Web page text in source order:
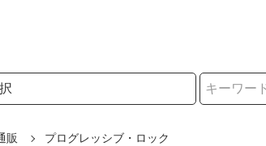
販 プログレッシブ・ロック